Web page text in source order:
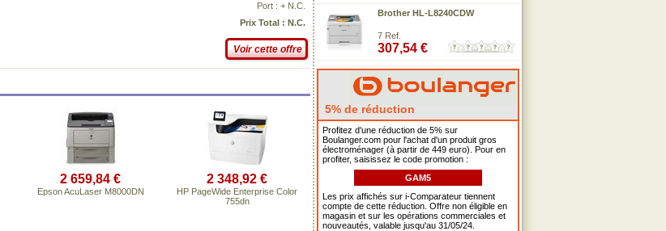
Port : + N.C.
Prix Total : N.C.
Voir cette offre
2 659,84 €
Epson AcuLaser M8000DN
2 348,92 €
HP PageWide Enterprise Color
755dn
Brother HL-L8240CDW
7 Ref.
307,54 €
5% de réduction
Profitez d'une réduction de 5% sur
Boulanger.com pour l'achat d'un produit gros
électroménager (à partir de 449 euro). Pour en
profiter, saisissez le code promotion :
GAM5
Les prix affichés sur i-Comparateur tiennent
compte de cette réduction. Offre non éligible en
magasin et sur les opérations commerciales et
nouveautés, valable jusqu'au 31/05/24.